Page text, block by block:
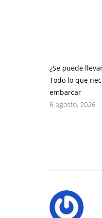
¿Se puede
Todo lo que
embarcar
6 agosto, 2026